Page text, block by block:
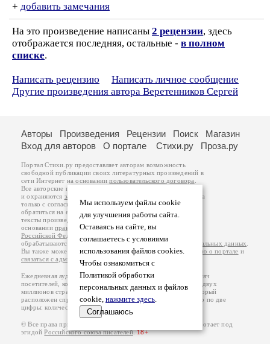
+ добавить замечания
На это произведение написаны 2 рецензии, здесь
отображается последняя, остальные - в полном
списке.
Написать рецензию
Написать личное сообщение
Другие произведения автора Веретенников Сергей
Мы используем файлы cookie
для улучшения работы сайта.
Оставаясь на сайте, вы
соглашаетесь с условиями
использования файлов cookies.
Чтобы ознакомиться с
Политикой обработки
персональных данных и файлов
cookie, нажмите здесь.
Соглашаюсь
Авторы Произведения Рецензии Поиск
Магазин
Вход для авторов
О портале Стихи.ру Проза.ру
Портал Стихи.ру предоставляет авторам возможность
свободной публикации своих литературных произведений в
сети Интернет на основаниипользовательского договора
Все авторские права на произведения принадлежат авторам
и охраняются законом
. Перепечатка произведений возможна
только с согласия его автора, к которому вы можете
обратиться на его авторской странице. Ответственность за
тексты произведений авторы несут самостоятельно на
основанииправил публикацииизаконодательства
Российской Федерации
обрабатываются на основанииПолитики обработки персональных данных
Вы также можете посмотреть более подробнуюинформацию о портале и
связаться с администрацией
Ежедневная аудитория портала Стихи.ру – порядка 200 тысяч
посетителей, которые в общей сумме просматривают более двух
миллионов страниц по данным счетчика посещаемости, который
расположен справа от этого текста. В каждой графе указано по две
цифры: количество просмотров и количество посетителей.
© Все права принадлежат авторам, 2000-2026. Портал работает под
эгидойРоссийского союза писателей.18+